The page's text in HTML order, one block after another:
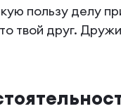
пользу делу
твой друг.